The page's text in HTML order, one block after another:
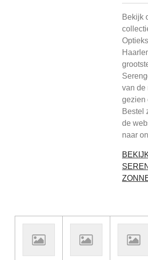
Bekijk
van de
gezien
Bestel
de
naar